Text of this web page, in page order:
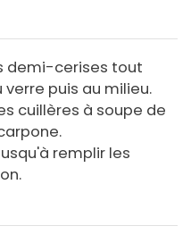
demi-cerises tout
puis au milieu.
cuillères à soupe de
remplir les